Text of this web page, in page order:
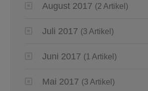
August 2017 (2 Artikel)
Juli 2017 (3 Artikel)
Juni 2017 (1 Artikel)
Mai 2017 (3 Artikel)